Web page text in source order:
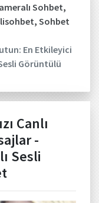
Sohbet,
, Sohbet
En Etkileyici
Görüntülü
Canlı
-
Sesli